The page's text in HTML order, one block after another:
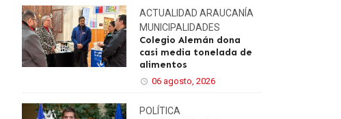
ACTUALIDAD ARAUCANÍA
MUNICIPALIDADES
Colegio Alemán dona
casi media tonelada de
alimentos
06 agosto, 2026
POLÍTICA